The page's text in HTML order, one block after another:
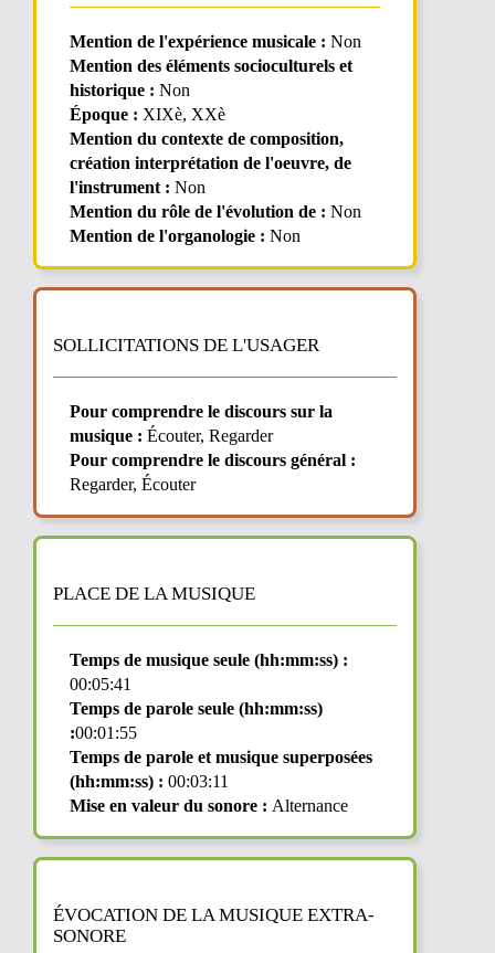
Mention de l'expérience musicale : Non
Mention des éléments socioculturels et
historique : Non
Époque : XIXè, XXè
Mention du contexte de composition,
création interprétation de l'oeuvre, de
l'instrument : Non
Mention du rôle de l'évolution de : Non
Mention de l'organologie : Non
SOLLICITATIONS DE L'USAGER
Pour comprendre le discours sur la
musique : Écouter, Regarder
Pour comprendre le discours général :
Regarder, Écouter
PLACE DE LA MUSIQUE
Temps de musique seule (hh:mm:ss) :
00:05:41
Temps de parole seule (hh:mm:ss)
:00:01:55
Temps de parole et musique superposées
(hh:mm:ss) : 00:03:11
Mise en valeur du sonore : Alternance
ÉVOCATION DE LA MUSIQUE EXTRA-
SONORE